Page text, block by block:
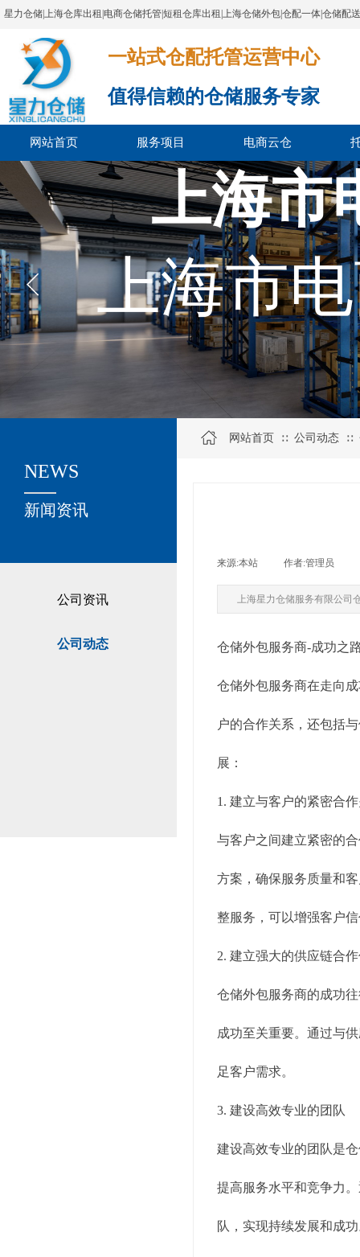
星力仓储|上海仓库出租|电商仓储托管|短租仓库出租|上海仓储外包|仓配一体|仓储配
一站式仓配托管运营中心​​​​​​​​​​​​​​​​​
值得信赖的仓储服务专家
网站首页 服务项目 电商云仓
上海市
上海市
公司资讯
公司动态
关于我们
新闻资讯
NEWS
网站首页 ∷ 公司动态 ∷
来源:本站 作者:管理员
上海星力仓储服务有限公
仓储外包服务商-成功之
仓储外包服务商在走向
户的合作关系，还包括
展：
1. 建立与客户的紧密合
与客户之间建立紧密的
方案，确保服务质量和
整服务，可以增强客户
2. 建立强大的供应链合
仓储外包服务商的成功
成功至关重要。通过与
足客户需求。
3. 建设高效专业的团队
建设高效专业的团队是
提高服务水平和竞争力
队，实现持续发展和成